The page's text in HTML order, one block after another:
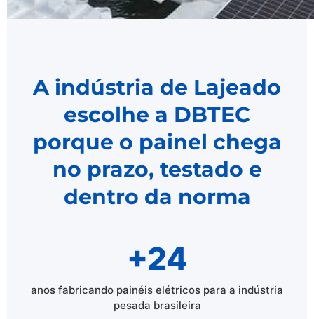
A indústria de Lajeado
escolhe a DBTEC
porque o painel chega
no prazo, testado e
dentro da norma
+24
anos fabricando painéis elétricos para a indústria
pesada brasileira